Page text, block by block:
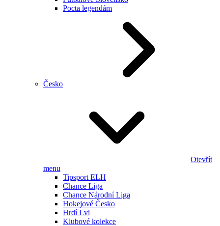
Pocta legendám
Česko
Otevřít
menu
Tipsport ELH
Chance Liga
Chance Národní Liga
Hokejové Česko
Hrdí Lvi
Klubové kolekce